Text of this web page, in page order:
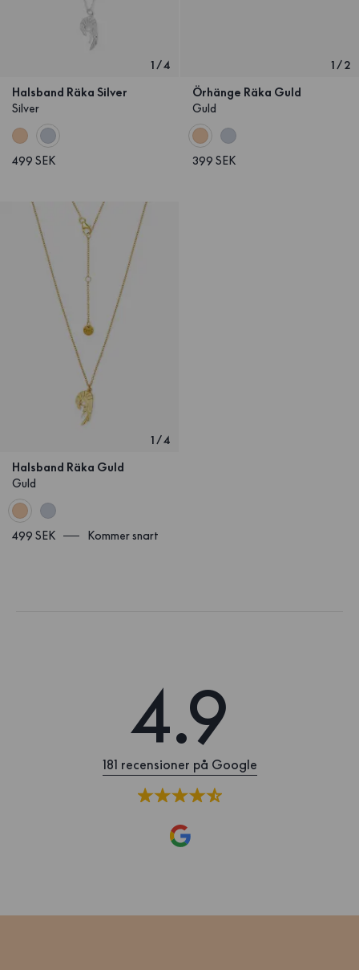
1/4
Halsband Räka Silver
Silver
499 SEK
1/2
Örhänge Räka Guld
Guld
399 SEK
1/4
Halsband Räka Guld
Guld
499 SEK Kommer snart
4.9
181 recensioner på Google